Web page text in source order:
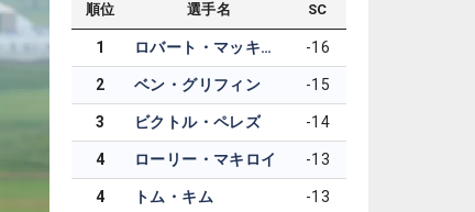
順位 選手名 SC
1 ロバート・マッキンタイア -16
2 ベン・グリフィン -15
3 ビクトル・ペレズ -14
4 ローリー・マキロイ -13
4 トム・キム -13